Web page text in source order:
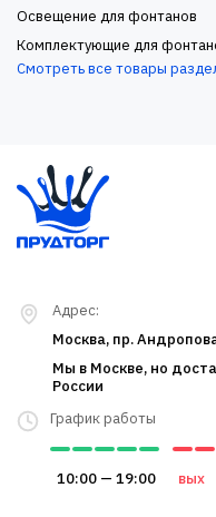
Освещение для фонтанов
Комплектующие для
Смотреть все товары
График работы
10:00 — 19:00 вых
Адрес:
Москва, пр.
Мы в Москве, но
России